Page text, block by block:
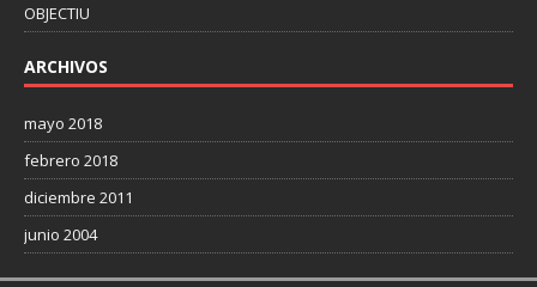
OBJECTIU
ARCHIVOS
mayo 2018
febrero 2018
diciembre 2011
junio 2004